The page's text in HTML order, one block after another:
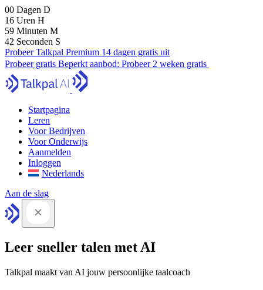
00 Dagen D
16 Uren H
59 Minuten M
41 Seconden S
Probeer Talkpal Premium 14 dagen gratis uit
Probeer gratis Beperkt aanbod: Probeer 2 weken gratis
Startpagina
Leren
Voor Bedrijven
Voor Onderwijs
Aanmelden
Inloggen
Nederlands
Aan de slag
Leer sneller talen met AI
Talkpal maakt van AI jouw persoonlijke taalcoach